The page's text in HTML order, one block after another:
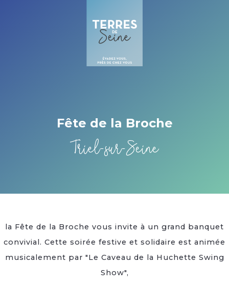
Fête de la Broche
Triel-sur-Seine
la Fête de la Broche vous invite à un grand banquet
convivial. Cette soirée festive et solidaire est animée
musicalement par "Le Caveau de la Huchette Swing
Show",